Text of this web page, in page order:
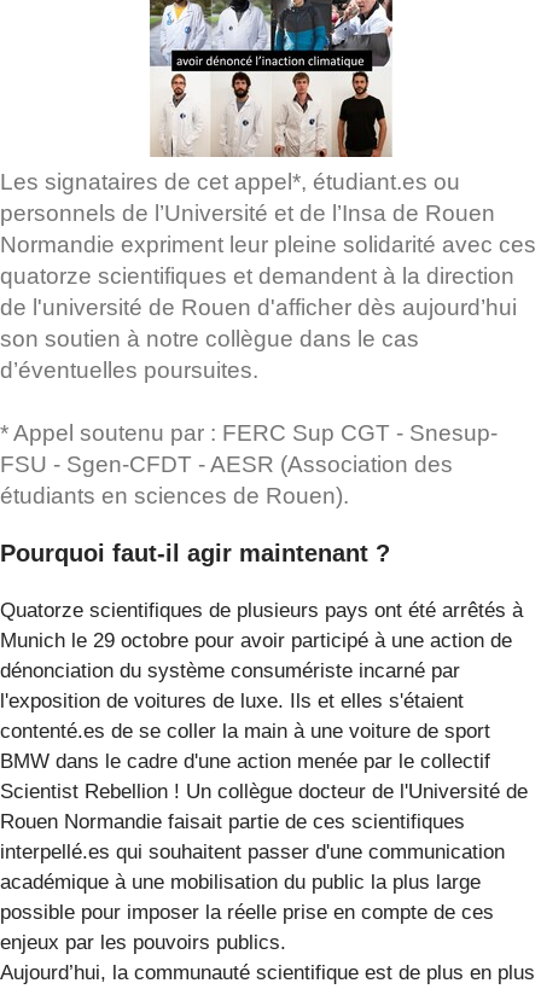
Les signataires de cet appel*, étudiant.es ou
personnels de l’Université et de l’Insa de Rouen
Normandie expriment leur pleine solidarité avec ces
quatorze scientifiques et demandent à la direction
de l'université de Rouen d'afficher dès aujourd’hui
son soutien à notre collègue dans le cas
d’éventuelles poursuites.
* Appel soutenu par : FERC Sup CGT - Snesup-
FSU - Sgen-CFDT - AESR (Association des
étudiants en sciences de Rouen).
Pourquoi faut-il agir maintenant ?
Quatorze scientifiques de plusieurs pays ont été arrêtés à
Munich le 29 octobre pour avoir participé à une action de
dénonciation du système consumériste incarné par
l'exposition de voitures de luxe. Ils et elles s'étaient
contenté.es de se coller la main à une voiture de sport
BMW dans le cadre d'une action menée par le collectif
Scientist Rebellion ! Un collègue docteur de l'Université de
Rouen Normandie faisait partie de ces scientifiques
interpellé.es qui souhaitent passer d'une communication
académique à une mobilisation du public la plus large
possible pour imposer la réelle prise en compte de ces
enjeux par les pouvoirs publics.
Aujourd’hui, la communauté scientifique est de plus en plus